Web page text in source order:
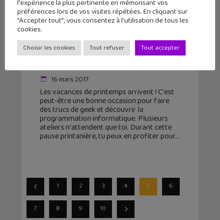
Apprendre à coder : quels ateliers
pendant les vacances de Printemps
16 mars 2017
Les vacances de printemps arrivent ! C'est
peut-être une bonne occasion pour faire
des trucs de geek et découvrir la
programmation informatique. Plusieurs
ateliers n'attendent que toi. Durant cette
pause printanière, tu peux en profiter pour
1 2 3 4 5 6
7 8 9 10
l'expérience la plus pertinente en mémorisant vos
préférences lors de vos visites répétées. En cliquant sur
"Accepter tout", vous consentez à l'utilisation de tous les
cookies.
Choisir les cookies Tout refuser Tout accepter